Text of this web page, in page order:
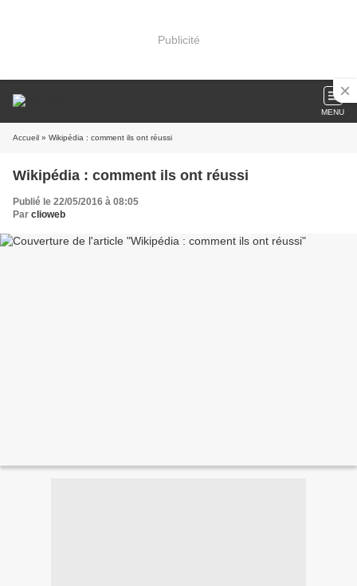
Publicité
MENU
Accueil » Wikipédia : comment ils ont réussi
Wikipédia : comment ils ont réussi
Publié le 22/05/2016 à 08:05
Par clioweb